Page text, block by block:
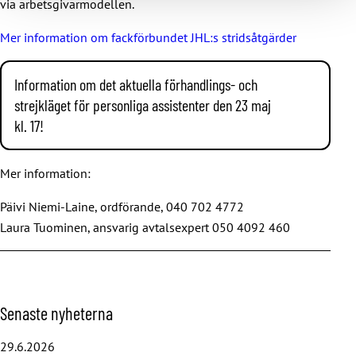
via arbetsgivarmodellen.
Mer information om fackförbundet JHL:s stridsåtgärder
Information om det aktuella förhandlings- och
strejkläget för personliga assistenter den 23 maj
kl. 17!
JHL har förhandlat om kollektivavtalet för personliga
med arbetsgivarförbundet Heta i över tre månader.
Inget resultat har nåtts. Avtalsperioden gick ut i slutet
av april. JHL har bland annat eftersträvat ordentliga
löneförhöjningar som motsvarar arbetets krav samt
som de som utför detta viktiga och nödvändiga arbete
förtjänar.
Mer information:
Päivi Niemi-Laine, ordförande, 040 702 4772
Laura Tuominen, ansvarig avtalsexpert 050 4092 460
H
o
p
Senaste nyheterna
29.6.2026